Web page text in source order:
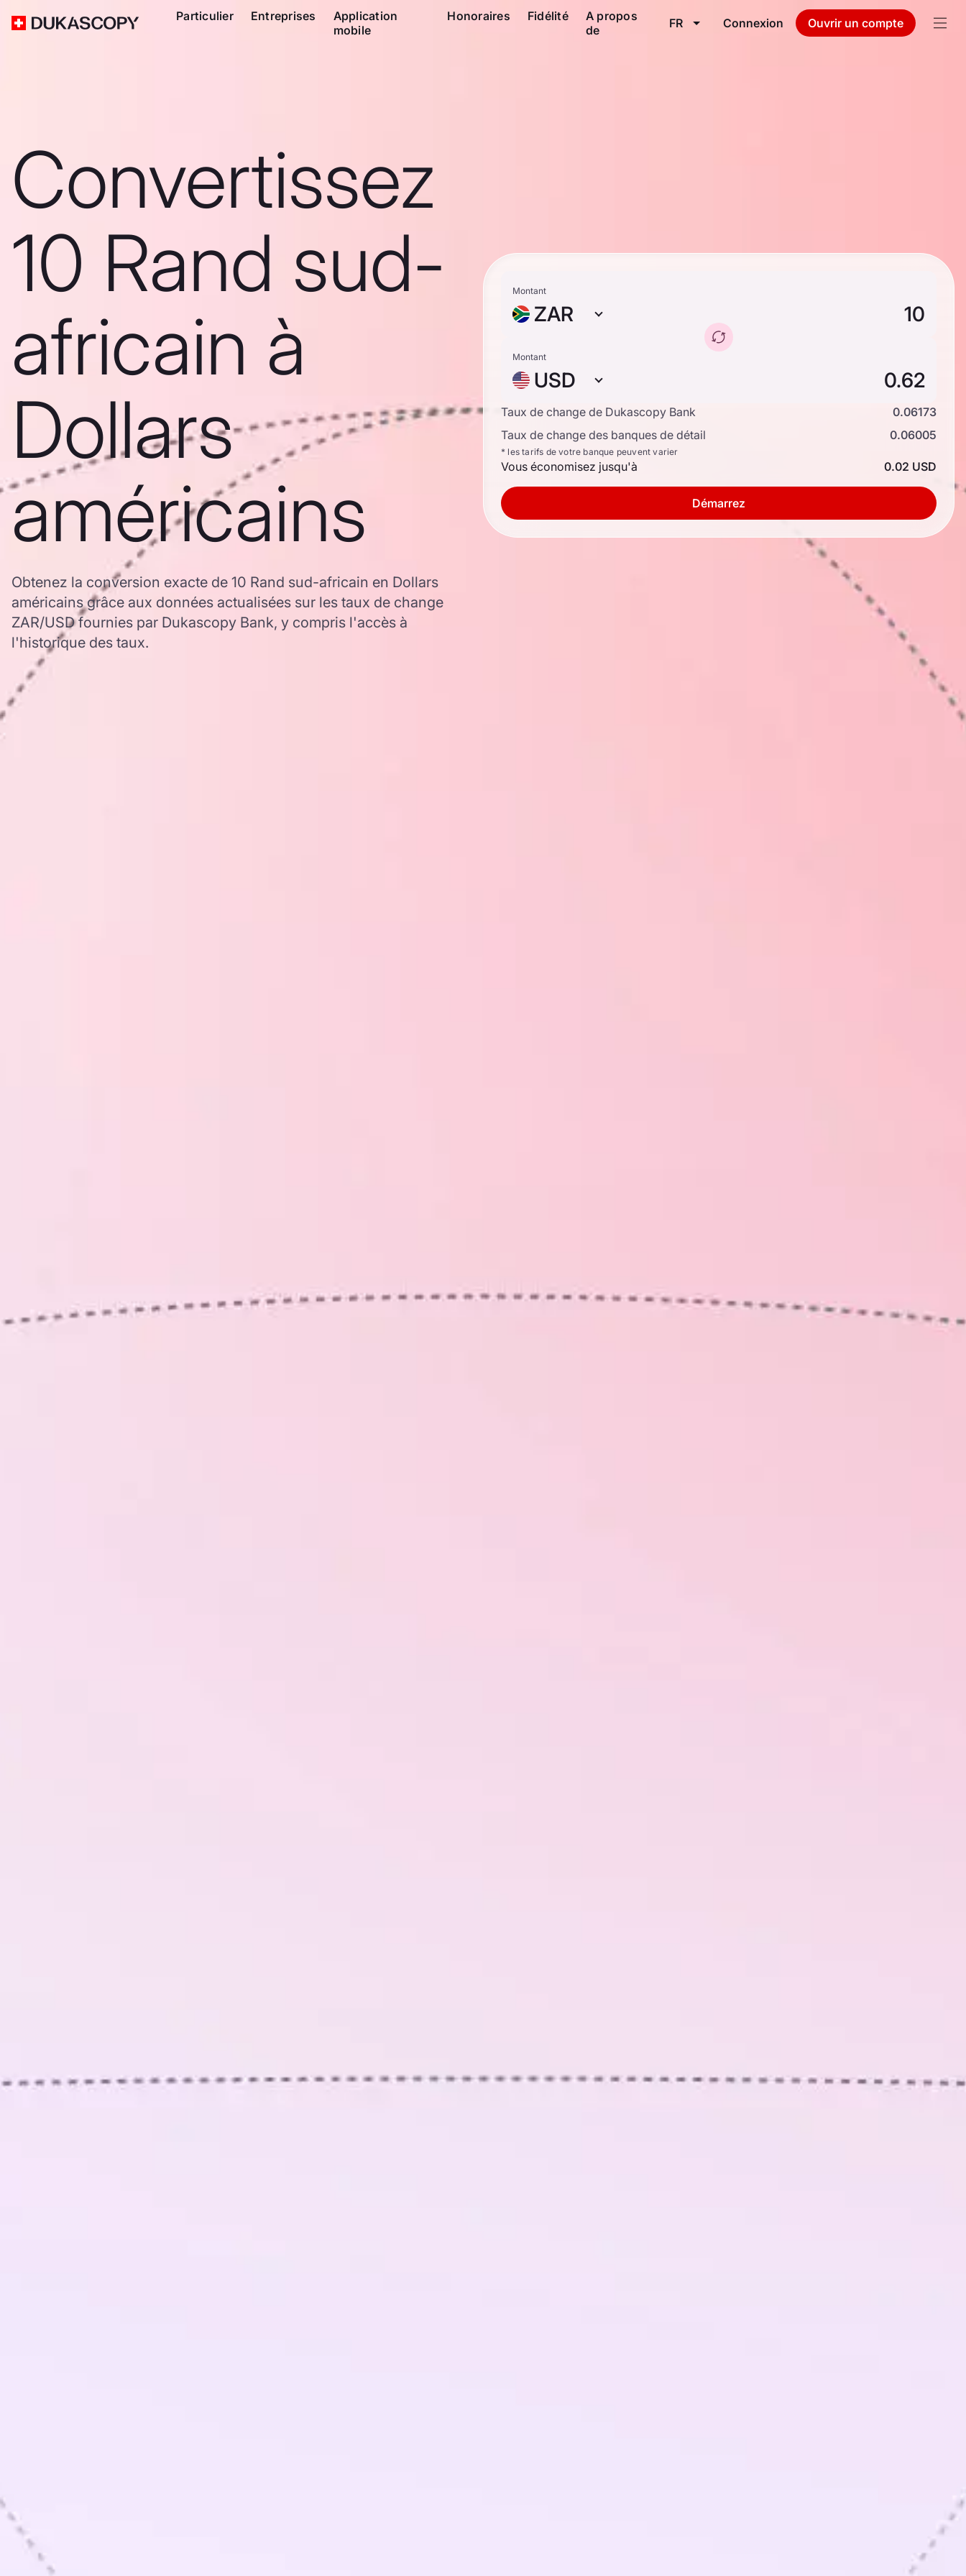
Particulier Entreprises
Application
mobile
Honoraires Fidélité
A propos
de
FR Connexion Ouvrir un compte
Convertissez
10 Rand sud-
africain à
Dollars
américains
Obtenez la conversion exacte de 10 Rand sud-africain en Dollars
américains grâce aux données actualisées sur les taux de change
ZAR/USD fournies par Dukascopy Bank, y compris l'accès à
l'historique des taux.
Montant
ZAR
Montant
USD
Taux de change de Dukascopy Bank
0.06173
Taux de change des banques de détail
0.06005
* les tarifs de votre banque peuvent varier
Vous économisez jusqu'à 0.02 USD
Démarrez